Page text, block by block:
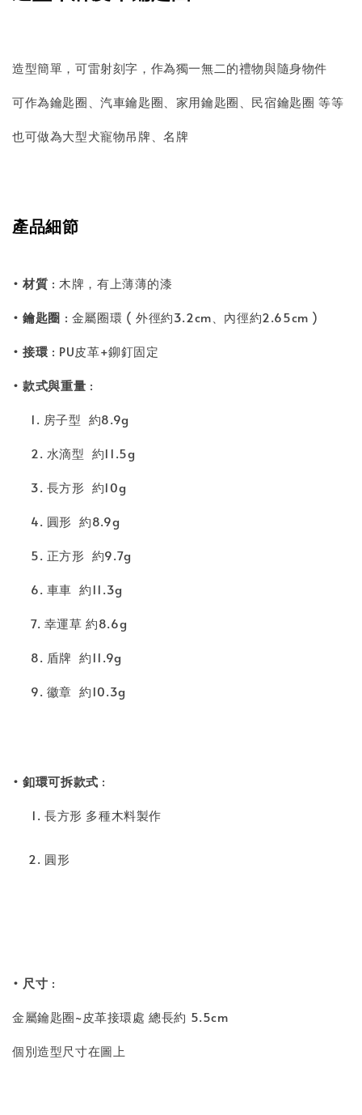
造型簡單，可雷射刻字，作為獨一無二的禮物與隨身物件
可作為鑰匙圈、汽車鑰匙圈、家用鑰匙圈、民宿鑰匙圈 等等
也可做為大型犬寵物吊牌、名牌
產品細節
• 材質 : 木牌，有上薄薄的漆
• 鑰匙圈 : 金屬圈環 ( 外徑約3.2cm、內徑約2.65cm )
• 接環 : PU皮革+鉚釘固定
• 款式與重量 :
1. 房子型 約8.9g
2. 水滴型 約11.5g
3. 長方形 約10g
4. 圓形 約8.9g
5. 正方形 約9.7g
6. 車車 約11.3g
7. 幸運草 約8.6g
8. 盾牌 約11.9g
9. 徽章 約10.3g
• 釦環可拆款式 :
長方形 多種木料製作
圓形
• 尺寸 :
金屬鑰匙圈~皮革接環處 總長約 5.5cm
個別造型尺寸在圖上